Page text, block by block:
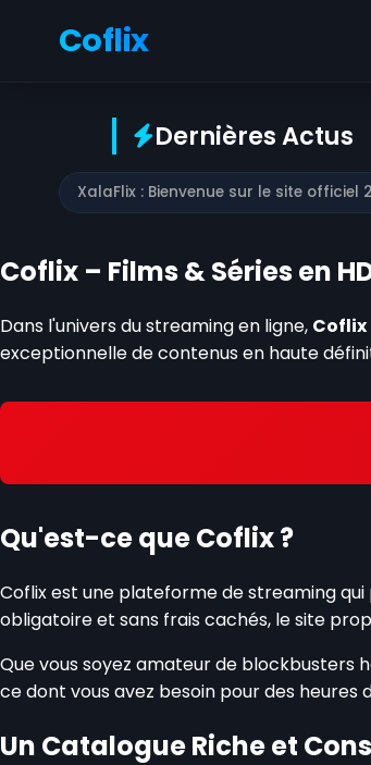
Coflix
Dernières Actus
XalaFlix : Bienvenue sur le site officiel
Coflix – Films & Séries en
Dans l'univers du streaming en ligne, Coflix
exceptionnelle de contenus en haute
Qu'est-ce que Coflix ?
Coflix est une plateforme de streaming
obligatoire et sans frais cachés, le site
Que vous soyez amateur de blockbusters
ce dont vous avez besoin pour des heures
Un Catalogue Riche et